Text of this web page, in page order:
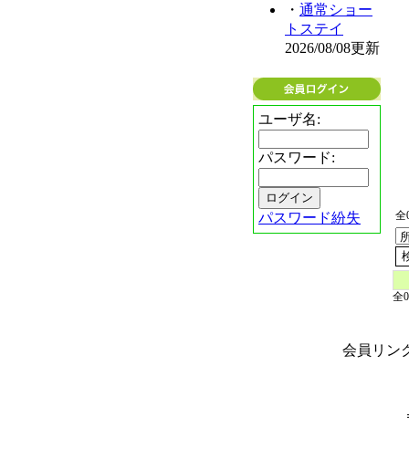
・ 通常ショー
トステイ
2026/08/08更新
ユーザ名:
パスワード:
パスワード紛失 全
全
会員リン